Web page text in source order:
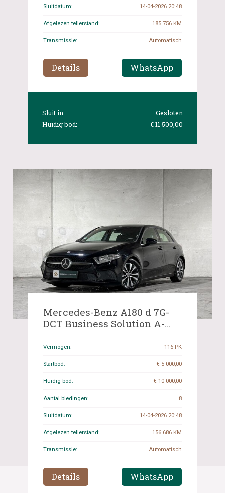
Sluitdatum: 14-04-2026 20:48
Afgelezen tellerstand: 185.756 KM
Transmissie: Automatisch
Details WhatsApp
Sluit in:
Gesloten
Huidig bod:
€ 11 500,00
Mercedes-Benz A180 d 7G-
DCT Business Solution A-
(Origineel-NL+1e eigenaar),
Vermogen: 116 PK
Startbod: € 5 000,00
Huidig bod: € 10 000,00
Aantal biedingen: 8
Sluitdatum: 14-04-2026 20:48
Afgelezen tellerstand: 156.686 KM
Transmissie: Automatisch
Details WhatsApp